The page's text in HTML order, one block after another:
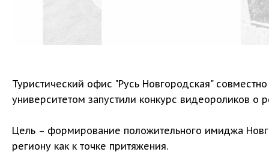
Туристический офис "Русь Новгородская"
университетом запустили конкурс видеороликов о
Цель – формирование положительного имиджа
региону как к точке притяжения.